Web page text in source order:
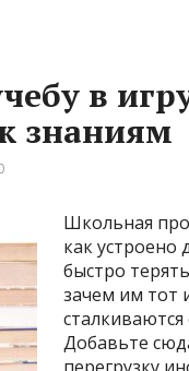
в
знаниям
Школьная
как устроено
быстро
зачем им тот
Добавьте